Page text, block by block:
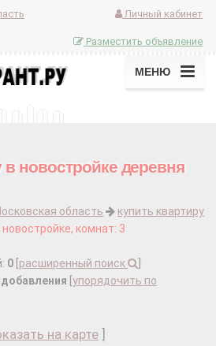
Личный кабинет
Разместить объявление
МЕНЮ
в новостройке деревня
область
купить квартиру
новостройке, комнат: 3
0 расширенный поиск
упорядочить по
на карте